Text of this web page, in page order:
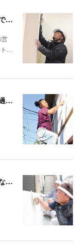
【THE SHOKUNIN】職人同士のつながりでどんな仕事も工期を守る
営
ト…
【THE SHOKUNIN】住む人が気持ちよく過ごせる空間になるように
【THE SHOKUNIN】不安を取り除く丁寧な打ち合わせ 施主を笑顔にするリフォームを目指す